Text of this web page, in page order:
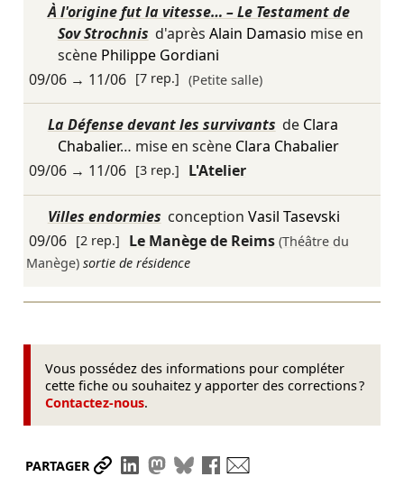
À l'origine fut la vitesse… – Le Testament de
Sov Strochnis d'après Alain Damasio mise en
scène Philippe Gordiani
09/06→ 11/06 [7 rep.] (Petite salle)
La Défense devant les survivants de Clara
Chabalier… mise en scène Clara Chabalier
09/06→ 11/06 [3 rep.] L'Atelier
Villes endormies conception Vasil Tasevski
09/06 [2 rep.] Le Manège de Reims(Théâtre du
Manège) sortie de résidence
Vous possédez des informations pour compléter
cette fiche ou souhaitez y apporter des corrections ?
Contactez-nous.
PARTAGER Partager le lien
Partager sur LinkedIn
Partager sur Mastodon
Partager sur Bluesky
Partager sur Facebook